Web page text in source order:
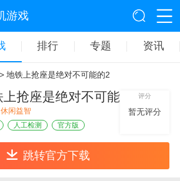
游戏
排行 专题 资讯
地铁上抢座是绝对不可能的2
上抢座是绝对不可能的2
休闲益智
人工检测 官方版
评分
暂无评分
跳转官方下载